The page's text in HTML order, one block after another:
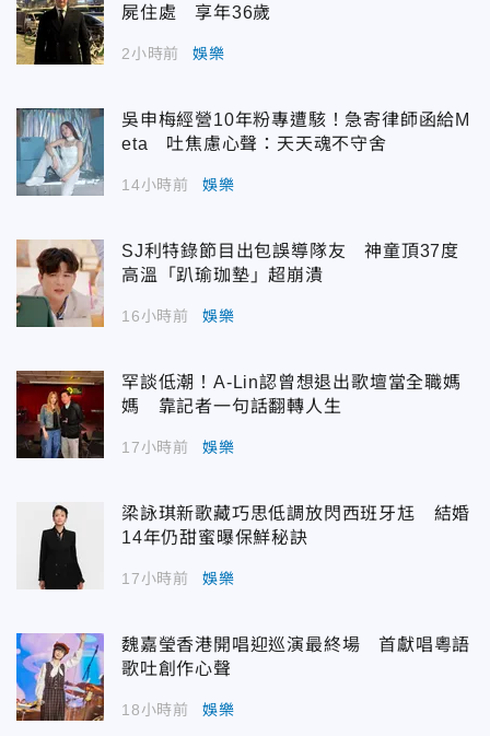
屍住處 享年36歲
2小時前 娛樂
吳申梅經營10年粉專遭駭！急寄律師函給M
eta 吐焦慮心聲：天天魂不守舍
14小時前 娛樂
SJ利特錄節目出包誤導隊友 神童頂37度
高溫「趴瑜珈墊」超崩潰
16小時前 娛樂
罕談低潮！A-Lin認曾想退出歌壇當全職媽
媽 靠記者一句話翻轉人生
17小時前 娛樂
梁詠琪新歌藏巧思低調放閃西班牙尪 結婚
14年仍甜蜜曝保鮮秘訣
17小時前 娛樂
魏嘉瑩香港開唱迎巡演最終場 首獻唱粵語
歌吐創作心聲
18小時前 娛樂